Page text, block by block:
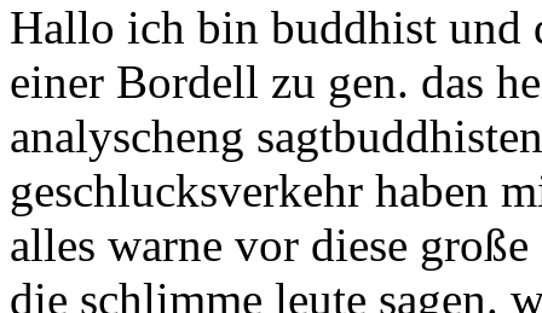
Hallo ich bin buddhist und
einer Bordell zu gen. das
analyscheng
geschlucksverkehr haben
alles warne vor diese
die schlimme leute sagen.